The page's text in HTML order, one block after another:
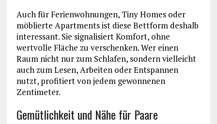
Auch für Ferienwohnungen, Tiny Homes oder
möblierte Apartments ist diese Bettform deshalb
interessant. Sie signalisiert Komfort, ohne
wertvolle Fläche zu verschenken. Wer einen
Raum nicht nur zum Schlafen, sondern vielleicht
auch zum Lesen, Arbeiten oder Entspannen
nutzt, profitiert von jedem gewonnenen
Zentimeter.
Gemütlichkeit und Nähe für Paare